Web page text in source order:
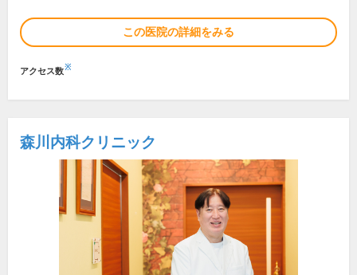
この医院の詳細をみる
アクセス数※
森川内科クリニック